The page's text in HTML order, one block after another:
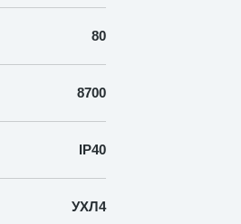
80
8700
IP40
УХЛ4